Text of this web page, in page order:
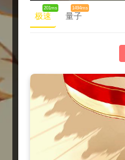
极速
201ms
量子
1494ms